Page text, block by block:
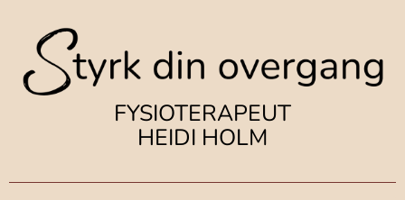
FYSIOTERAPEUT
HEIDI HOLM